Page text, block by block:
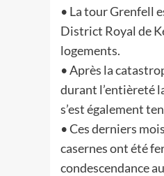
• La tour Grenfell
District Royal de
logements.
• Après la
durant l’entièreté
s’est également
• Ces derniers
casernes ont été
condescendance